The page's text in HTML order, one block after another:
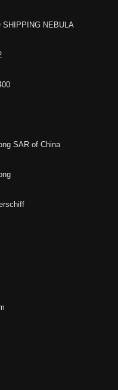
SHIPPING NEBULA
SAR of China